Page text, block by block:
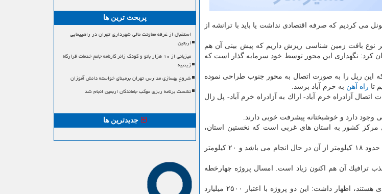
می كردیم كه صرفه اقتصادی نداشت یا باید با ترانشه از
نوع بافت زمین شناسی ریزش داریم كه پیش بینی آن هم
نگهداری این محور توسط خود سرمایه گذار است كه
كه این ریل را به صورت اتصال به محور جنوب طراحی نموده
راه آهن به خرم آباد برسد.
آزادراه خرم آباد- اراك به آزادراه خرم آباد- پل زال
وجود دارد و خوشبختانه پیشرفت خوبی دارند.
كشور به استان های غربی است كه نخستین استان،
وی اضافه كرد: در این پروژه از محور خرم آباد تا اصفهان ۳۸ كیلومتر باقی مانده كه حدود ۱۸ كیلومتر از آن در حال انجام می باشد و ۲۰ كیلومتر
ترافیك آن هم اكنون زیاد است. امسال پروژه چهارخطه
و آزادراه دو ابر پروژه كلیدی هستند، اظهار داشت: این دو پروژه با اعتبار ۲۵۰۰ میلیارد
پربحث ترین ها
استقبال از غرفه معاونت مالی شهرداری تهران در راهپیمایی
اربعین
میزبانی از ۱۰ هزار بانو و کودک زائر کارنامه جامع خدمات قرارگاه
زینبیه
شروع بهسازی مدارس تهران برمبنای خواسته دانش آموزان
نشست برنامه ریزی موکب جاماندگان اربعین انجام شد
جدیدترین ها